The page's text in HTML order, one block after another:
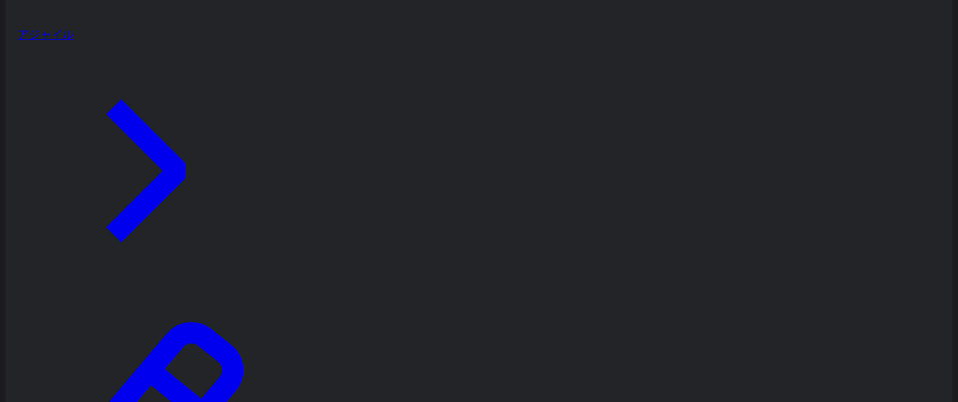
アジャイル